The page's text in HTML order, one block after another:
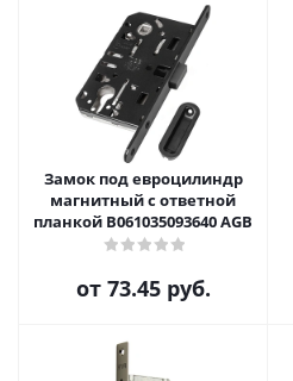
Замок под евроцилиндр
магнитный с ответной
планкой B061035093640 AGB
от 73.45 руб.